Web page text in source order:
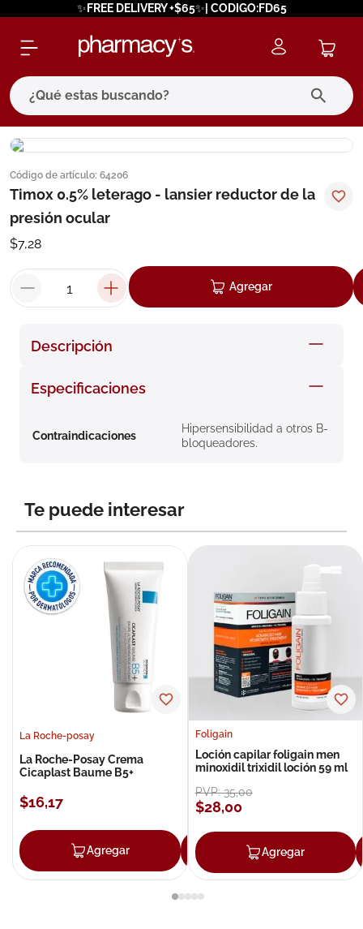
✨FREE DELIVERY +$65✨| CODIGO:FD65
¿Qué estas buscando?
Código de artículo: 64206
Timox 0.5% leterago - lansier reductor de la
presión ocular
$7,28
Agregar
Descripción
Especificaciones
Contraindicaciones
Hipersensibilidad a otros B-
bloqueadores.
Te puede interesar
La Roche-posay
La Roche-Posay Crema
Cicaplast Baume B5+
$16,17
Agregar Agregar
Foligain
Loción capilar foligain men
minoxidil trixidil loción 59 ml
PVP:35,00
$28,00
Agregar
términos más buscados
1. eucerin
3
cerave
7. isdin
roche posay
10.pañales